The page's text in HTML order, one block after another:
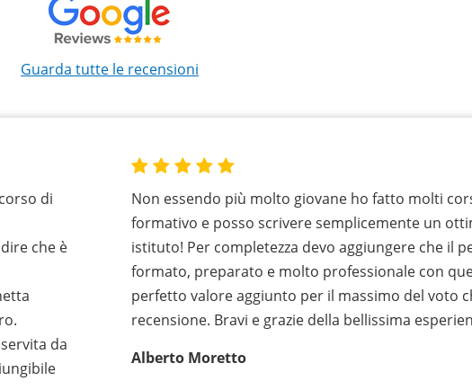
Guarda tutte le recensioni
di
che è
da
Non essendo più molto giovane ho fatto molti
formativo e posso scrivere semplicemente un
istituto! Per completezza devo aggiungere che il
formato, preparato e molto professionale con
perfetto valore aggiunto per il massimo del voto
recensione. Bravi e grazie della bellissima
Alberto Moretto